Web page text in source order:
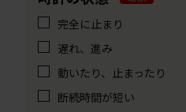
完全に止まり
遅れ、進み
動いたり、止まったり
断続時間が短い